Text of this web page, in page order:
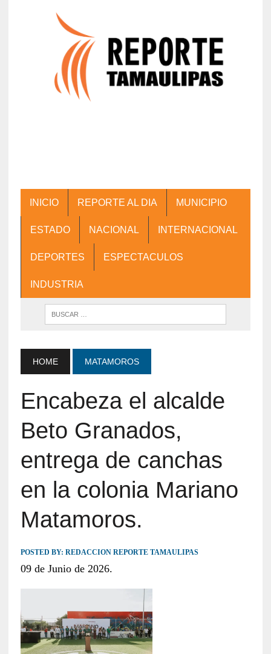
INICIO REPORTE AL DIA MUNICIPIO
ESTADO NACIONAL INTERNACIONAL
DEPORTES ESPECTACULOS
INDUSTRIA
HOME MATAMOROS
Encabeza el alcalde
Beto Granados,
entrega de canchas
en la colonia Mariano
Matamoros.
POSTED BY: REDACCION REPORTE TAMAULIPAS
09 de Junio de 2026.